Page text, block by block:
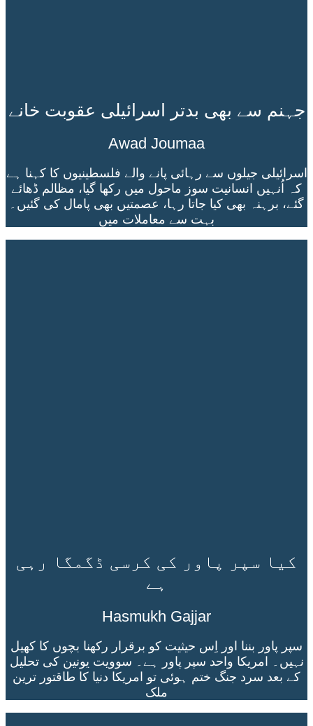
جہنم سے بھی بدتر اسرائیلی عقوبت خانے
Awad Joumaa
اسرائیلی جیلوں سے رہائی پانے والے فلسطینیوں کا کہنا ہے
کہ اُنہیں انسانیت سوز ماحول میں رکھا گیا، مظالم ڈھائے
گئے، برہنہ بھی کیا جاتا رہا، عصمتیں بھی پامال کی گئیں۔
بہت سے معاملات میں
کیا سپر پاور کی کرسی ڈگمگا رہی
ہے
Hasmukh Gajjar
سپر پاور بننا اور اِس حیثیت کو برقرار رکھنا بچوں کا کھیل
نہیں۔ امریکا واحد سپر پاور ہے۔ سوویت یونین کی تحلیل
کے بعد سرد جنگ ختم ہوئی تو امریکا دنیا کا طاقتور ترین
ملک